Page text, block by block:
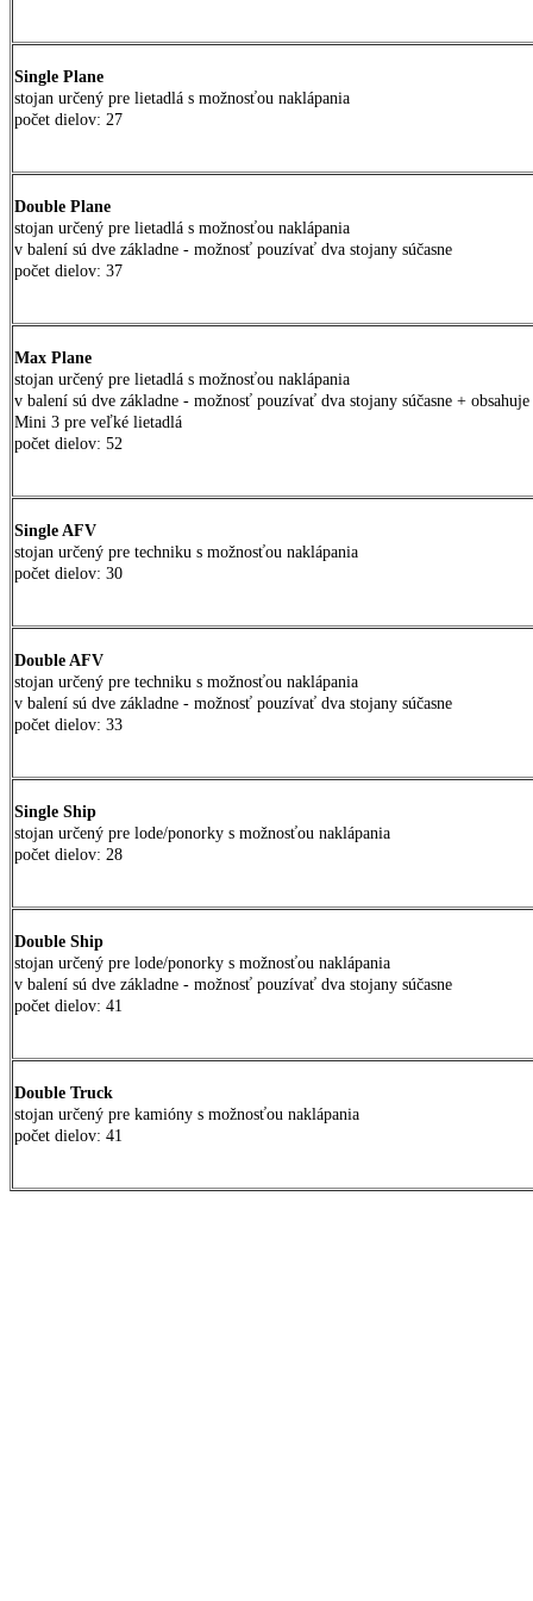
Single Plane
stojan určený pre lietadlá s možnosťou naklápania
počet dielov: 27
Double Plane
stojan určený pre lietadlá s možnosťou naklápania
v balení sú dve základne - možnosť pouzívať dva stojany súčasne
počet dielov: 37
Max Plane
stojan určený pre lietadlá s možnosťou naklápania
v balení sú dve základne - možnosť pouzívať dva stojany súčasne +
Mini 3 pre veľké lietadlá
počet dielov: 52
Single AFV
stojan určený pre techniku s možnosťou naklápania
počet dielov: 30
Double AFV
stojan určený pre techniku s možnosťou naklápania
v balení sú dve základne - možnosť pouzívať dva stojany súčasne
počet dielov: 33
Single Ship
stojan určený pre lode/ponorky s možnosťou naklápania
počet dielov: 28
Double Ship
stojan určený pre lode/ponorky s možnosťou naklápania
v balení sú dve základne - možnosť pouzívať dva stojany súčasne
počet dielov: 41
Double Truck
stojan určený pre kamióny s možnosťou naklápania
počet dielov: 41